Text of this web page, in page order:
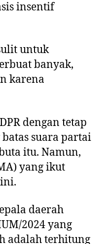
insentif
untuk
banyak,
karena
dengan tetap
suara partai
itu. Namun,
yang ikut
daerah
2024 yang
adalah terhitung